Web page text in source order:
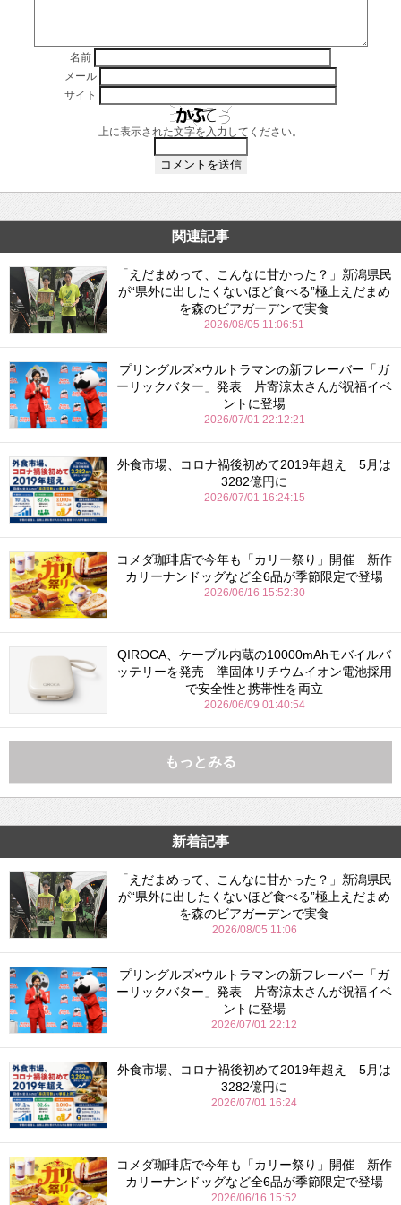
名前
メール
サイト
上に表示された文字を入力してください。
関連記事
「えだまめって、こんなに甘かった？」新潟県民
が“県外に出したくないほど食べる”極上えだまめ
を森のビアガーデンで実食
2026/08/05 11:06:51
プリングルズ×ウルトラマンの新フレーバー「ガ
ーリックバター」発表 片寄涼太さんが祝福イベ
ントに登場
2026/07/01 22:12:21
外食市場、コロナ禍後初めて2019年超え 5月は
3282億円に
2026/07/01 16:24:15
コメダ珈琲店で今年も「カリー祭り」開催 新作
カリーナンドッグなど全6品が季節限定で登場
2026/06/16 15:52:30
QIROCA、ケーブル内蔵の10000mAhモバイルバ
ッテリーを発売 準固体リチウムイオン電池採用
で安全性と携帯性を両立
2026/06/09 01:40:54
もっとみる
新着記事
「えだまめって、こんなに甘かった？」新潟県民
が“県外に出したくないほど食べる”極上えだまめ
を森のビアガーデンで実食
2026/08/05 11:06
プリングルズ×ウルトラマンの新フレーバー「ガ
ーリックバター」発表 片寄涼太さんが祝福イベ
ントに登場
2026/07/01 22:12
外食市場、コロナ禍後初めて2019年超え 5月は
3282億円に
2026/07/01 16:24
コメダ珈琲店で今年も「カリー祭り」開催 新作
カリーナンドッグなど全6品が季節限定で登場
2026/06/16 15:52